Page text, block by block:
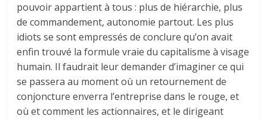
pouvoir appartient à tous : plus de hiérarchie, plus
de commandement, autonomie partout. Les plus
idiots se sont empressés de conclure qu’on avait
enfin trouvé la formule vraie du capitalisme à visage
humain. Il faudrait leur demander d’imaginer ce qui
se passera au moment où un retournement de
conjoncture enverra l’entreprise dans le rouge, et
où et comment les actionnaires, et le dirigeant